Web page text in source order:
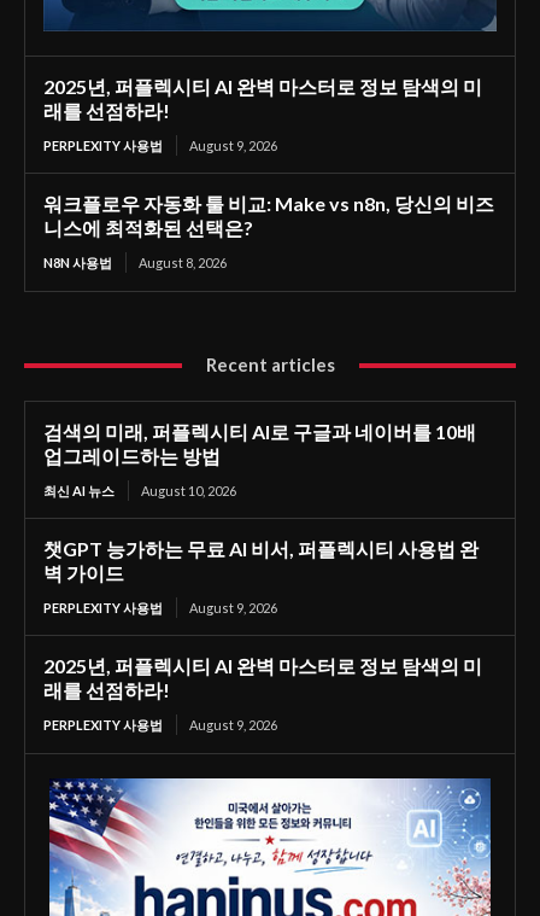
2025년, 퍼플렉시티 AI 완벽 마스터로 정보 탐색의 미
래를 선점하라!
PERPLEXITY 사용법 August 9, 2026
워크플로우 자동화 툴 비교: Make vs n8n, 당신의 비즈
니스에 최적화된 선택은?
N8N 사용법 August 8, 2026
Recent articles
검색의 미래, 퍼플렉시티 AI로 구글과 네이버를 10배
업그레이드하는 방법
최신 AI 뉴스 August 10, 2026
챗GPT 능가하는 무료 AI 비서, 퍼플렉시티 사용법 완
벽 가이드
PERPLEXITY 사용법 August 9, 2026
2025년, 퍼플렉시티 AI 완벽 마스터로 정보 탐색의 미
래를 선점하라!
PERPLEXITY 사용법 August 9, 2026